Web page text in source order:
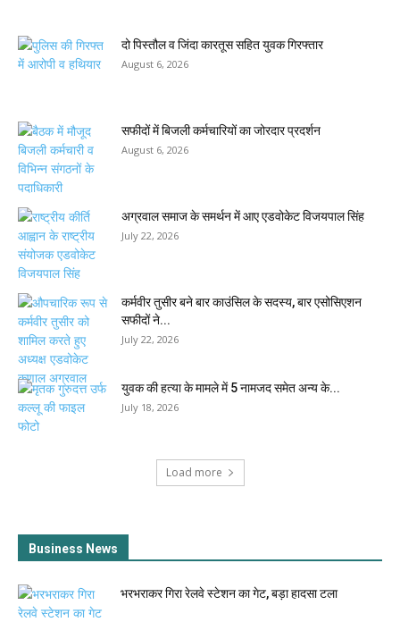
दो पिस्तौल व जिंदा कारतूस सहित युवक गिरफ्तार
August 6, 2026
सफीदों में बिजली कर्मचारियों का जोरदार प्रदर्शन
August 6, 2026
अग्रवाल समाज के समर्थन में आए एडवोकेट विजयपाल सिंह
July 22, 2026
कर्मवीर तुसीर बने बार काउंसिल के सदस्य, बार एसोसिएशन
सफीदों ने...
July 22, 2026
युवक की हत्या के मामले में 5 नामजद समेत अन्य के...
July 18, 2026
Load more
Business News
भरभराकर गिरा रेलवे स्टेशन का गेट, बड़ा हादसा टला